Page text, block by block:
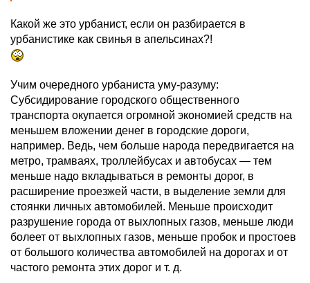
Какой же это урбанист, если он разбирается в
урбанистике как свинья в апельсинах?!
Учим очередного урбаниста уму-разуму:
Субсидирование городского общественного
транспорта окупается огромной экономией средств на
меньшем вложении денег в городские дороги,
например. Ведь, чем больше народа передвигается на
метро, трамваях, троллейбусах и автобусах — тем
меньше надо вкладываться в ремонты дорог, в
расширение проезжей части, в выделение земли для
стоянки личных автомобилей. Меньше происходит
разрушение города от выхлопных газов, меньше люди
болеет от выхлопных газов, меньше пробок и простоев
от большого количества автомобилей на дорогах и от
частого ремонта этих дорог и т. д.